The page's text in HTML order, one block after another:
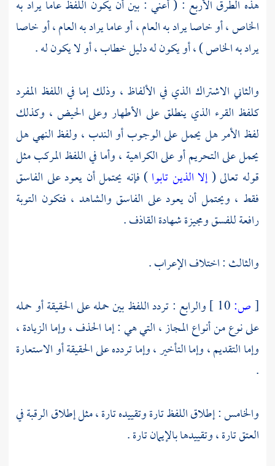
هذه الطرق الأربع : ( أعني : بين أن يكون اللفظ عاما يراد به
الخاص ، أو خاصا يراد به العام ، أو عاما يراد به العام ، أو خاصا
يراد به الخاص ) ، أو يكون له دليل خطاب ، أو لا يكون له .
والثاني الاشتراك الذي في الألفاظ ، وذلك إما في اللفظ المفرد
كلفظ القرء الذي ينطلق على الأطهار وعلى الحيض ، وكذلك
لفظ الأمر هل يحمل على الوجوب أو الندب ، ولفظ النهي هل
يحمل على التحريم أو على الكراهية ، وأما في اللفظ المركب مثل
قوله تعالى (إلا الذين تابوا) فإنه يحتمل أن يعود على الفاسق
فقط ، ويحتمل أن يعود على الفاسق والشاهد ، فتكون التوبة
رافعة للفسق ومجيزة شهادة القاذف .
والثالث : اختلاف الإعراب .
[ص:
والرابع : تردد اللفظ بين حمله على الحقيقة أو حمله
على نوع من أنواع المجاز ، التي هي : إما الحذف ، وإما الزيادة ،
وإما التقديم ، وإما التأخير ، وإما تردده على الحقيقة أو الاستعارة
.
والخامس : إطلاق اللفظ تارة وتقييده تارة ، مثل إطلاق الرقبة في
العتق تارة ، وتقييدها بالإيمان تارة .